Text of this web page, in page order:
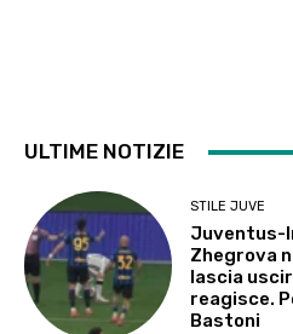
ULTIME NOTIZIE
STILE JUVE
Juventus-
Zhegrova
lascia
reagisce.
Bastoni